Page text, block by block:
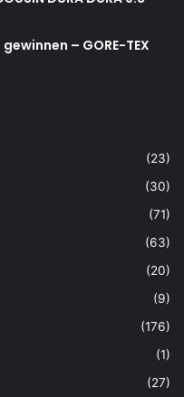
– GORE-TEX
(23)
(30)
(71)
(63)
(20)
(9)
(176)
(1)
(27)